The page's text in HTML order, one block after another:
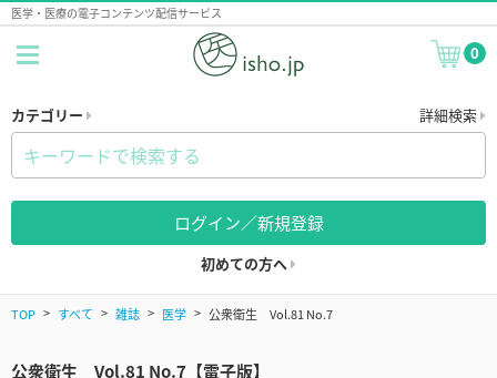
医学・医療の電子コンテンツ配信サービス
0
カテゴリー 詳細検索
ログイン／新規登録
初めての方へ
TOP すべて 雑誌 医学 公衆衛生 Vol.81 No.7
公衆衛生 Vol.81 No.7【電子版】